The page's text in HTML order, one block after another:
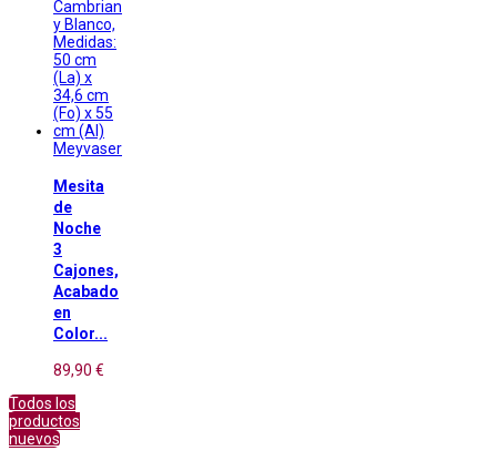
Meyvaser
Mesita
de
Noche
3
Cajones,
Acabado
en
Color...
89,90 €
Todos los
productos
nuevos